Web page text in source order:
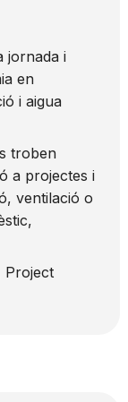
jornada i
en
i aigua
troben
a projectes i
ventilació o
Project